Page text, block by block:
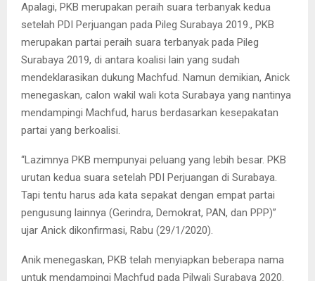
Apalagi, PKB merupakan peraih suara terbanyak kedua
setelah PDI Perjuangan pada Pileg Surabaya 2019., PKB
merupakan partai peraih suara terbanyak pada Pileg
Surabaya 2019, di antara koalisi lain yang sudah
mendeklarasikan dukung Machfud. Namun demikian, Anick
menegaskan, calon wakil wali kota Surabaya yang nantinya
mendampingi Machfud, harus berdasarkan kesepakatan
partai yang berkoalisi.
“Lazimnya PKB mempunyai peluang yang lebih besar. PKB
urutan kedua suara setelah PDI Perjuangan di Surabaya.
Tapi tentu harus ada kata sepakat dengan empat partai
pengusung lainnya (Gerindra, Demokrat, PAN, dan PPP)”
ujar Anick dikonfirmasi, Rabu (29/1/2020).
Anik menegaskan, PKB telah menyiapkan beberapa nama
untuk mendampingi Machfud pada Pilwali Surabaya 2020.